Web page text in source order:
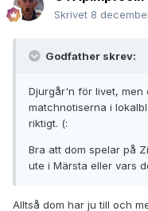
Skrivet 8
Godfather skrev:
Djurgår'n för livet, men
matchnotiserna i
riktigt. (:
Bra att dom spelar på
ute i Märsta eller vars
Alltså dom har ju till och